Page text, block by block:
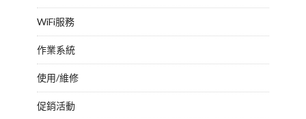
WiFi服務
作業系統
使用/維修
促銷活動